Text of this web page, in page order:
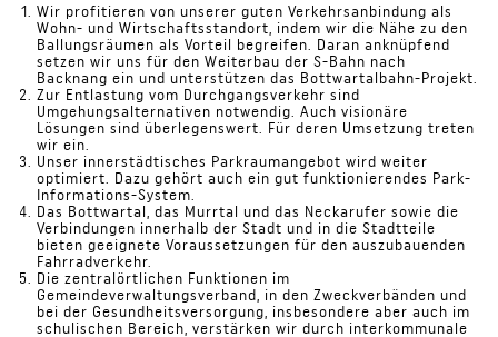
Wir profitieren von unserer guten Verkehrsanbindung als
Wohn- und Wirtschaftsstandort, indem wir die Nähe zu den
Ballungsräumen als Vorteil begreifen. Daran anknüpfend
setzen wir uns für den Weiterbau der S-Bahn nach
Backnang ein und unterstützen das Bottwartalbahn-Projekt.
Zur Entlastung vom Durchgangsverkehr sind
Umgehungsalternativen notwendig. Auch visionäre
Lösungen sind überlegenswert. Für deren Umsetzung treten
wir ein.
Unser innerstädtisches Parkraumangebot wird weiter
optimiert. Dazu gehört auch ein gut funktionierendes Park-
Informations-System.
Das Bottwartal, das Murrtal und das Neckarufer sowie die
Verbindungen innerhalb der Stadt und in die Stadtteile
bieten geeignete Voraussetzungen für den auszubauenden
Fahrradverkehr.
Die zentralörtlichen Funktionen im
Gemeindeverwaltungsverband, in den Zweckverbänden und
bei der Gesundheitsversorgung, insbesondere aber auch im
schulischen Bereich, verstärken wir durch interkommunale